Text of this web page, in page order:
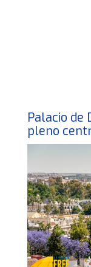
Palacio de
pleno